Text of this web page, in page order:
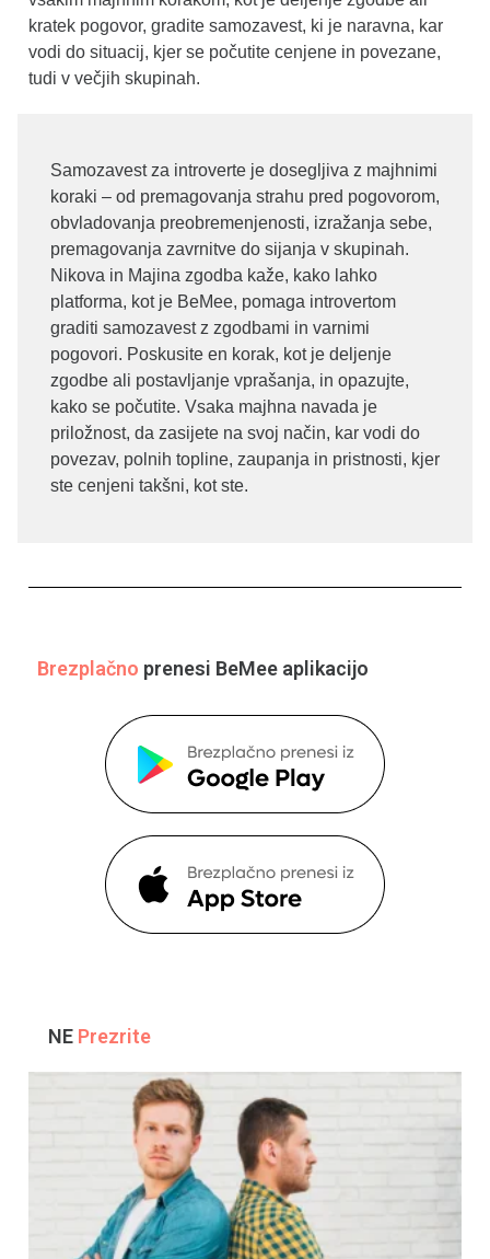
kratek pogovor, gradite samozavest, ki je naravna, kar
vodi do situacij, kjer se počutite cenjene in povezane,
tudi v večjih skupinah.
Samozavest za introverte je dosegljiva z majhnimi
koraki – od premagovanja strahu pred pogovorom,
obvladovanja preobremenjenosti, izražanja sebe,
premagovanja zavrnitve do sijanja v skupinah.
Nikova in Majina zgodba kaže, kako lahko
platforma, kot je BeMee, pomaga introvertom
graditi samozavest z zgodbami in varnimi
pogovori. Poskusite en korak, kot je deljenje
zgodbe ali postavljanje vprašanja, in opazujte,
kako se počutite. Vsaka majhna navada je
priložnost, da zasijete na svoj način, kar vodi do
povezav, polnih topline, zaupanja in pristnosti, kjer
ste cenjeni takšni, kot ste.
Brezplačno prenesi BeMee aplikacijo
NE Prezrite